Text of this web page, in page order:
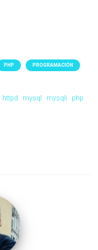
PHP PROGRAMACIÓN
httpd mysql mysqli
php